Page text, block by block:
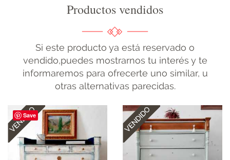
Productos vendidos
Si este producto ya está reservado o
vendido,puedes mostrarnos tu interés y te
informaremos para ofrecerte uno similar, u
otras alternativas parecidas.
Save